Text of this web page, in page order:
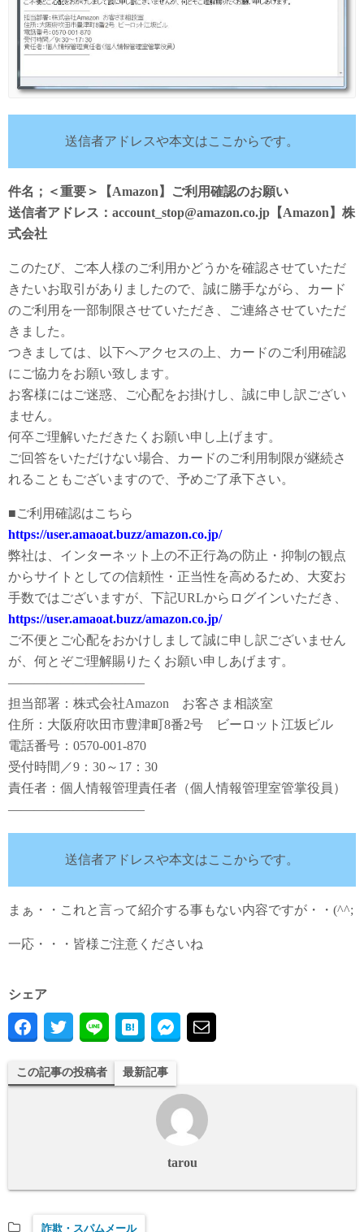
送信者アドレスや本文はここからです。
件名；＜重要＞【Amazon】ご利⽤確認のお願い
送信者アドレス：account_stop@amazon.co.jp【Amazon】株
式会社
このたび、ご本⼈様のご利⽤かどうかを確認させていただ
きたいお取引がありましたので、誠に勝⼿ながら、カード
のご利⽤を⼀部制限させていただき、ご連絡させていただ
きました。
つきましては、以下へアクセスの上、カードのご利⽤確認
にご協⼒をお願い致します。
お客様にはご迷惑、ご⼼配をお掛けし、誠に申し訳ござい
ません。
何卒ご理解いただきたくお願い申し上げます。
ご回答をいただけない場合、カードのご利⽤制限が継続さ
れることもございますので、予めご了承下さい。
■ご利⽤確認はこちら
https://user.amaoat.buzz/amazon.co.jp/
弊社は、インターネット上の不正⾏為の防⽌・抑制の観点
からサイトとしての信頼性・正当性を⾼めるため、⼤変お
⼿数ではございますが、下記URLからログインいただき、
https://user.amaoat.buzz/amazon.co.jp/
ご不便とご⼼配をおかけしまして誠に申し訳ございません
が、何とぞご理解賜りたくお願い申しあげます。
——————————–
担当部署：株式会社Amazon お客さま相談室
住所：大阪府吹田市豊津町8番2号 ビーロット江坂ビル
電話番号：0570-001-870
受付時間／9：30～17：30
責任者：個人情報管理責任者（個人情報管理室管掌役員）
——————————–
送信者アドレスや本文はここからです。
まぁ・・これと言って紹介する事もない内容ですが・・(^^;
一応・・・皆様ご注意くださいね
シェア
この記事の投稿者 最新記事
tarou
詐欺・スパムメール